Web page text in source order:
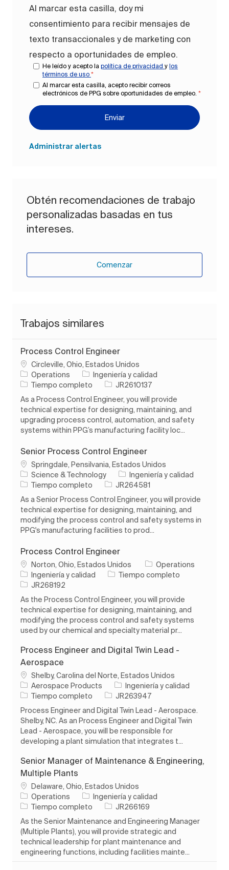
Al marcar esta casilla, doy mi
consentimiento para recibir mensajes de
texto transaccionales y de marketing con
respecto a oportunidades de empleo.
He leído y acepto la política de privacidad y los
términos de uso *
Al marcar esta casilla, acepto recibir correos
electrónicos de PPG sobre oportunidades de empleo. *
Enviar
Administrar alertas
Obtén recomendaciones de trabajo
personalizadas basadas en tus
intereses.
Comenzar
Trabajos similares
Process Control Engineer
Ubicación
Circleville, Ohio, Estados Unidos
Operations
Categoría
Ingeniería y calidad
Tipo de trabajo
Tiempo completo ID de trabajo
JR2610137
As a Process Control Engineer, you will provide
technical expertise for designing, maintaining, and
upgrading process control, automation, and safety
systems within PPG’s manufacturing facility loc...
Senior Process Control Engineer
Ubicación
Springdale, Pensilvania, Estados Unidos
Science & Technology
Categoría
Ingeniería y calidad
Tipo de trabajo
Tiempo completo ID de trabajo
JR264581
As a Senior Process Control Engineer, you will provide
technical expertise for designing, maintaining, and
modifying the process control and safety systems in
PPG's manufacturing facilities to prod...
Process Control Engineer
Ubicación
Norton, Ohio, Estados Unidos
Operations
Categoría
Ingeniería y calidad Tipo de trabajo
Tiempo completo
ID de trabajo
JR268192
As the Process Control Engineer, you will provide
technical expertise for designing, maintaining, and
modifying the process control and safety systems
used by our chemical and specialty material pr...
Process Engineer and Digital Twin Lead -
Aerospace
Ubicación
Shelby, Carolina del Norte, Estados Unidos
Aerospace Products
Categoría
Ingeniería y calidad
Tipo de trabajo
Tiempo completo ID de trabajo
JR263947
Process Engineer and Digital Twin Lead - Aerospace.
Shelby, NC. As an Process Engineer and Digital Twin
Lead - Aerospace, you will be responsible for
developing a plant simulation that integrates t...
Senior Manager of Maintenance & Engineering,
Multiple Plants
Ubicación
Delaware, Ohio, Estados Unidos
Operations
Categoría
Ingeniería y calidad
Tipo de trabajo
Tiempo completo ID de trabajo
JR266169
As the Senior Maintenance and Engineering Manager
(Multiple Plants), you will provide strategic and
technical leadership for plant maintenance and
engineering functions, including facilities mainte...